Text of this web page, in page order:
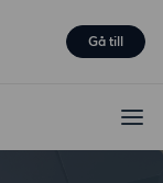
Gå till